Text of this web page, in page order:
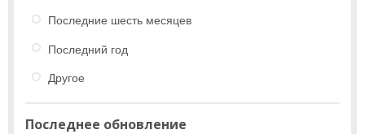
Последние шесть месяцев
Последний год
Другое
Последнее обновление